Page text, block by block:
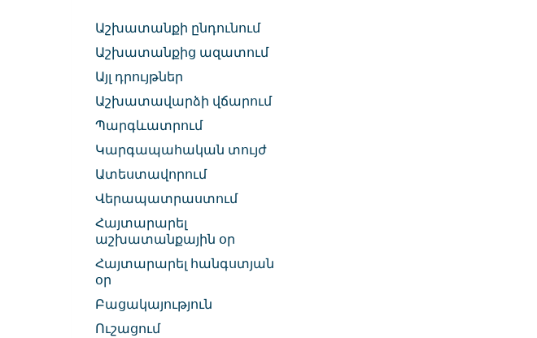
Աշխատանքի ընդունում
Աշխատանքից ազատում
Այլ դրույթներ
Աշխատավարձի վճարում
Պարգևատրում
Կարգապահական տույժ
Ատեստավորում
Վերապատրաստում
Հայտարարել
աշխատանքային օր
Հայտարարել հանգստյան
օր
Բացակայություն
Ուշացում